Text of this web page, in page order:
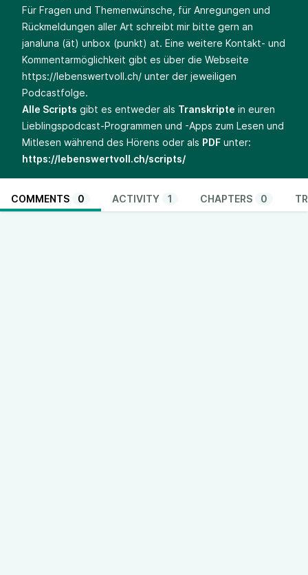
Für Fragen und Themenwünsche, für Anregungen und
Rückmeldungen aller Art schreibt mir bitte gern an
janaluna (ät) unbox (punkt) at. Eine weitere Kontakt- und
Kommentarmöglichkeit gibt es über die Webseite
https://lebenswertvoll.ch/ unter der jeweiligen
Podcastfolge.
Alle Scripts gibt es entweder als Transkripte in euren
Lieblingspodcast-Programmen und -Apps zum Lesen und
Mitlesen während des Hörens oder als PDF unter:
https://lebenswertvoll.ch/scripts/
COMMENTS 0 ACTIVITY 1 CHAPTERS 0